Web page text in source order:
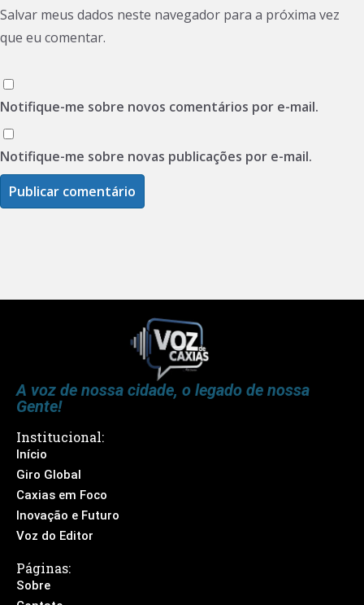
Salvar meus dados neste navegador para a próxima vez
que eu comentar.
Notifique-me sobre novos comentários por e-mail.
Notifique-me sobre novas publicações por e-mail.
A voz de nossa cidade, o legado de nossa
Gente!
Institucional:
Início
Giro Global
Caxias em Foco
Inovação e Futuro
Voz do Editor
Páginas:
Sobre